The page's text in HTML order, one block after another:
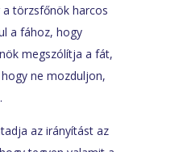
törzsfőnök harcos
a fához, hogy
megszólítja a fát,
ne mozduljon,
az irányítást az